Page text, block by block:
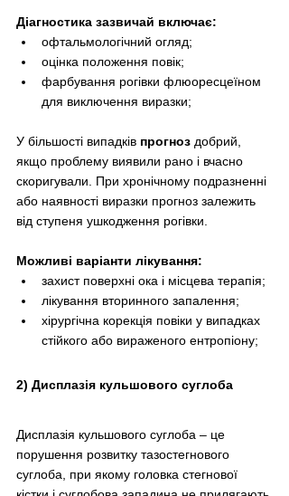
Діагностика зазвичай включає:
офтальмологічний огляд;
оцінка положення повік;
фарбування рогівки флюоресцеїном
для виключення виразки;
У більшості випадків прогноз добрий,
якщо проблему виявили рано і вчасно
скоригували. При хронічному подразненні
або наявності виразки прогноз залежить
від ступеня ушкодження рогівки.
Можливі варіанти лікування:
захист поверхні ока і місцева терапія;
лікування вторинного запалення;
хірургічна корекція повіки у випадках
стійкого або вираженого ентропіону;
2) Дисплазія кульшового суглоба
Дисплазія кульшового суглоба – це
порушення розвитку тазостегнового
суглоба, при якому головка стегнової